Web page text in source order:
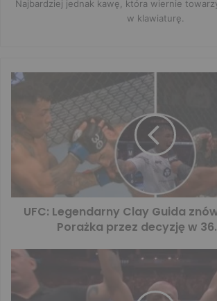
Najbardziej jednak kawę, która wiernie
w klawiaturę.
UFC: Legendarny Clay Guida
Porażka przez decyzję w